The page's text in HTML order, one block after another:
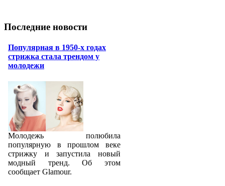
Последние новости
Популярная в 1950-х годах
стрижка стала трендом у
молодежи
Молодежь полюбила
популярную в прошлом веке
стрижку и запустила новый
модный тренд. Об этом
сообщает Glamour.